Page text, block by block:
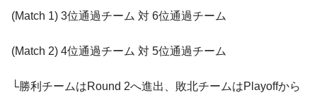
(Match 1) 3位通過チーム 対 6位通過チーム
(Match 2) 4位通過チーム 対 5位通過チーム
└勝利チームはRound 2へ進出、敗北チームはPlayoffから